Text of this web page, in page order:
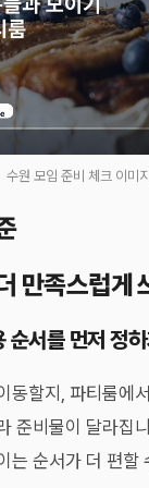
수원 모임 준비 체크 이미지
만족스럽게
순서를 먼저 정하
동할지, 파티룸에
준비물이 달라집
는 순서가 더 편할